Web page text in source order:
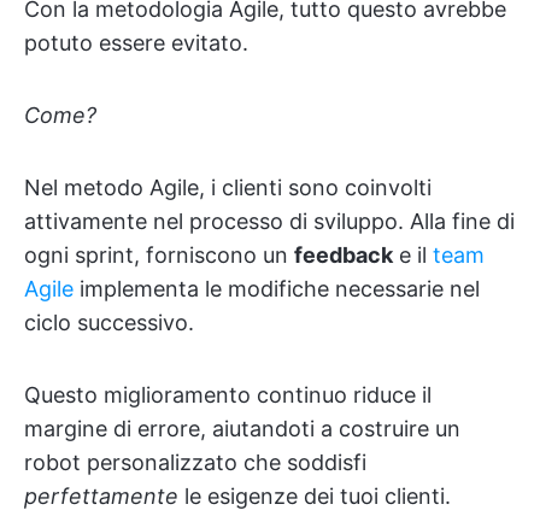
Con la metodologia Agile, tutto questo avrebbe
potuto essere evitato.
Come?
Nel metodo Agile, i clienti sono coinvolti
attivamente nel processo di sviluppo. Alla fine di
ogni sprint, forniscono un feedback e il team
Agile implementa le modifiche necessarie nel
ciclo successivo.
Questo miglioramento continuo riduce il
margine di errore, aiutandoti a costruire un
robot personalizzato che soddisfi
perfettamente le esigenze dei tuoi clienti.